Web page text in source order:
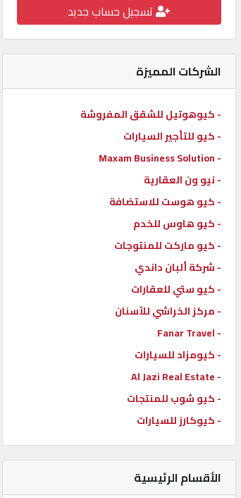
شركات
مميزة
إبحث
إتصل
بنا
إعلانات
المنتدى
كيو
مزاد
كيو
نمبر
كيو
كارز
تسجيل حساب جديد
الشركات المميزة
- كيوهوتيل للشقق المفروشة
- كيو للتأجير السيارات
- Maxam Business Solution
- نيو ون العقارية
- كيو هوست للاستضافة
- كيو هاوس للخدم
- كيو ماركت للمنتوجات
- شركة ألبان داندي
- كيو ستي للعقارات
- مركز الخراشي للأسنان
- Fanar Travel
- كيومزاد للسيارات
- Al Jazi Real Estate
- كيو شوب للمنتجات
- كيوكارز للسيارات
الأقسام الرئيسية